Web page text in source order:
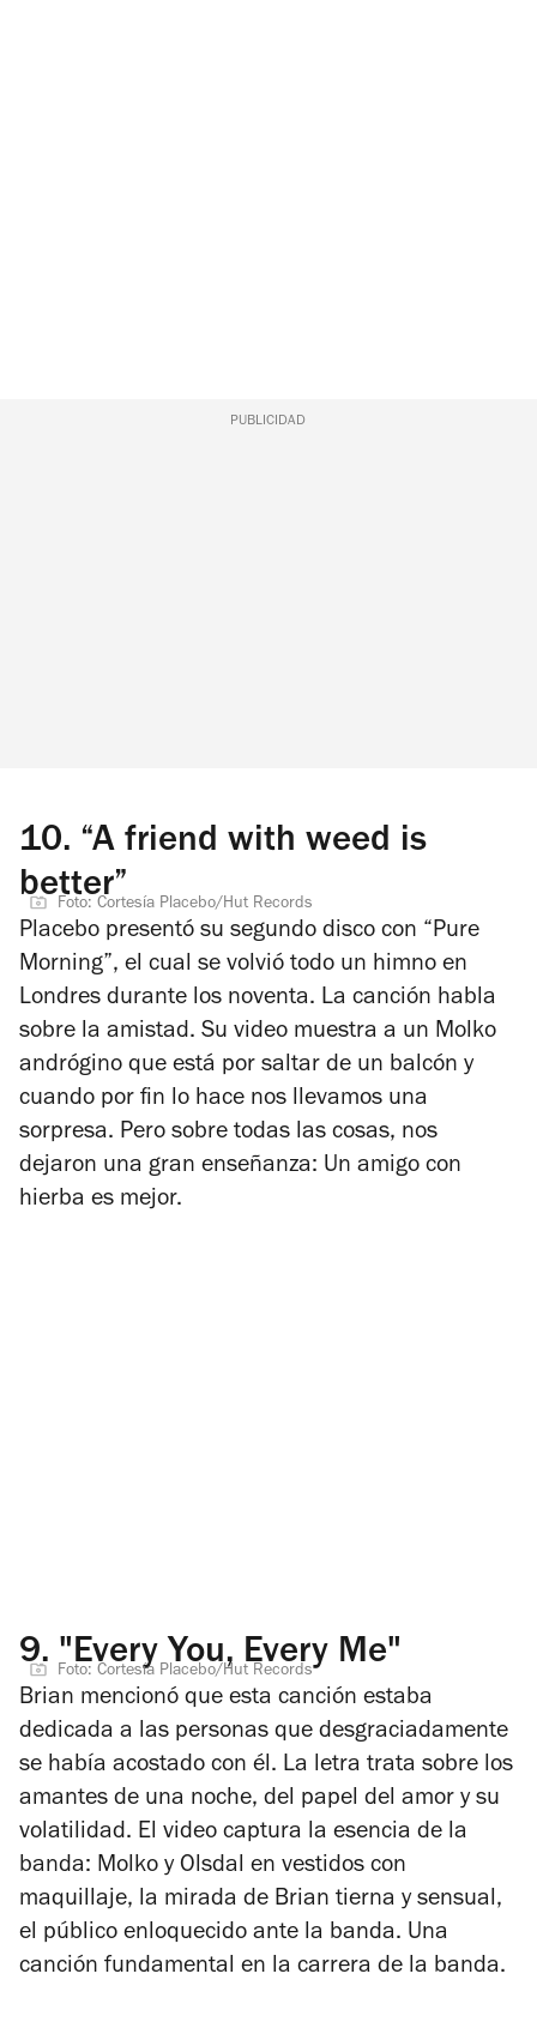
PUBLICIDAD
10. “A friend with weed is
better”
Foto: Cortesía Placebo/Hut Records
Placebo presentó su segundo disco con “Pure
Morning”, el cual se volvió todo un himno en
Londres durante los noventa. La canción habla
sobre la amistad. Su video muestra a un Molko
andrógino que está por saltar de un balcón y
cuando por fin lo hace nos llevamos una
sorpresa. Pero sobre todas las cosas, nos
dejaron una gran enseñanza: Un amigo con
hierba es mejor.
9. "Every You, Every Me"
Foto: Cortesía Placebo/Hut Records
Brian mencionó que esta canción estaba
dedicada a las personas que desgraciadamente
se había acostado con él. La letra trata sobre los
amantes de una noche, del papel del amor y su
volatilidad. El video captura la esencia de la
banda: Molko y Olsdal en vestidos con
maquillaje, la mirada de Brian tierna y sensual,
el público enloquecido ante la banda. Una
canción fundamental en la carrera de la banda.